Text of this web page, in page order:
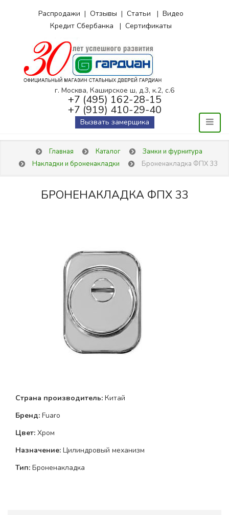
Распродажи | Отзывы | Статьи | Видео
Кредит Сбербанка | Сертификаты
г. Москва, Каширское ш, д.3, к.2, с.6
+7 (495) 162-28-15
+7 (919) 410-29-40
Вызвать замерщика
Главная Каталог
Замки и фурнитура
Накладки и броненакладки
Броненакладка ФПХ 33
БРОНЕНАКЛАДКА ФПХ 33
Страна производитель: Китай
Бренд: Fuaro
Цвет: Хром
Назначение: Цилиндровый механизм
Тип: Броненакладка